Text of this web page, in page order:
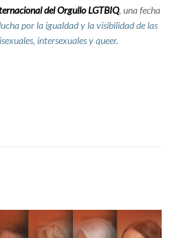
del Orgullo LGTBIQ, una fecha
por la igualdad y la visibilidad de las
intersexuales y queer.